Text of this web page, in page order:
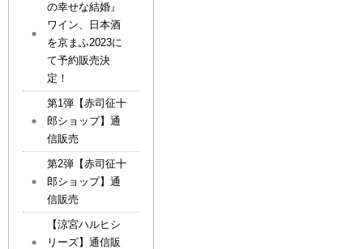
の幸せな結婚』
ワイン、日本酒
を京まふ2023に
て予約販売決
定！
第1弾【赤司征十
郎ショップ】通
信販売
第2弾【赤司征十
郎ショップ】通
信販売
【涼宮ハルヒシ
リーズ】通信販